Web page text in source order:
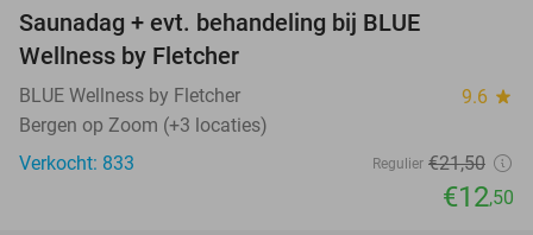
Saunadag + evt. behandeling bij BLUE
Wellness by Fletcher
BLUE Wellness by Fletcher 9.6 star
Bergen op Zoom (+3 locaties)
Verkocht: 833
Regulier €21,50
€12,50